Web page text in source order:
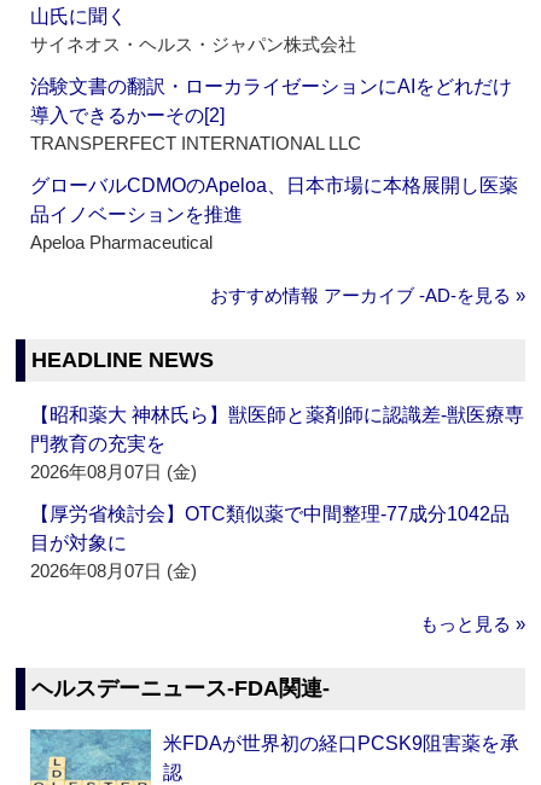
山氏に聞く
サイネオス・ヘルス・ジャパン株式会社
治験文書の翻訳・ローカライゼーションにAIをどれだけ
導入できるかーその[2]
TRANSPERFECT INTERNATIONAL LLC
グローバルCDMOのApeloa、日本市場に本格展開し医薬
品イノベーションを推進
Apeloa Pharmaceutical
おすすめ情報 アーカイブ ‐AD‐を見る »
HEADLINE NEWS
【昭和薬大 神林氏ら】獣医師と薬剤師に認識差‐獣医療専
門教育の充実を
2026年08月07日 (金)
【厚労省検討会】OTC類似薬で中間整理‐77成分1042品
目が対象に
2026年08月07日 (金)
もっと見る »
ヘルスデーニュース‐FDA関連‐
米FDAが世界初の経口PCSK9阻害薬を承
認